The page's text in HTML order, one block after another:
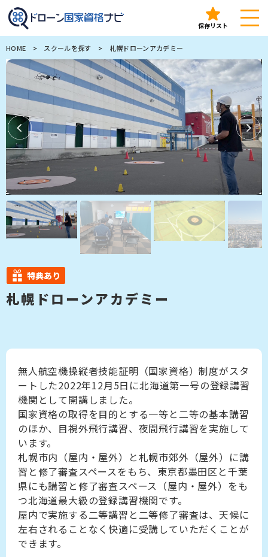
ドローン国家資格ナビ（ドロナビ）｜全国のドローンスクー
保存リスト
HOME > スクールを探す > 札幌ドローンアカデミー
特典あり
札幌ドローンアカデミー
無人航空機操縦者技能証明（国家資格）制度がスタ
ートした2022年12月5日に北海道第一号の登録講習
機関として開講しました。
国家資格の取得を目的とする一等と二等の基本講習
のほか、目視外飛行講習、夜間飛行講習を実施して
います。
札幌市内（屋内・屋外）と札幌市郊外（屋外）に講
習と修了審査スペースをもち、東京都墨田区と千葉
県にも講習と修了審査スペース（屋内・屋外）をも
つ北海道最大級の登録講習機関です。
屋内で実施する二等講習と二等修了審査は、天候に
左右されることなく快適に受講していただくことが
できます。